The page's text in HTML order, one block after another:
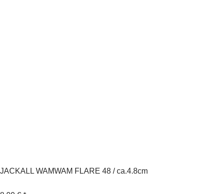
JACKALL WAMWAM FLARE 48 / ca.4.8cm